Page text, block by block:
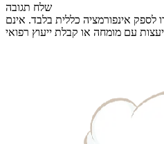
שלח תגובה
לספק אינפורמציה כללית בלבד. אינם